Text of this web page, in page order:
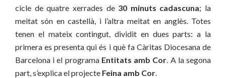
cicle de quatre xerrades de 30 minuts cadascuna; la
meitat són en castellà, i l’altra meitat en anglès. Totes
tenen el mateix contingut, dividit en dues parts: a la
primera es presenta qui és i què fa Càritas Diocesana de
Barcelona i el programa Entitats amb Cor. A la segona
part, s’explica el projecte Feina amb Cor.